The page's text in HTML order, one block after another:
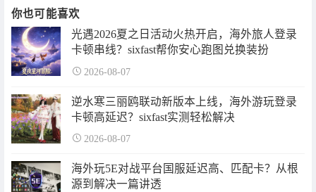
你也可能喜欢
光遇2026夏之日活动火热开启，海外旅人登录
卡顿串线？sixfast帮你安心跑图兑换装扮
2026-08-07
逆水寒三丽鸥联动新版本上线，海外游玩登录
卡顿高延迟？sixfast实测轻松解决
2026-08-07
海外玩5E对战平台国服延迟高、匹配卡？从根
源到解决一篇讲透